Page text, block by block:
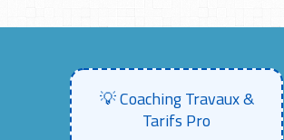
💡 Coaching Travaux &
Tarifs Pro